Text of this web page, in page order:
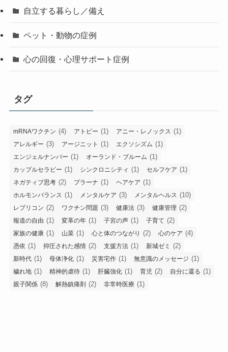
自立する暮らし／備え
ペット・動物の症例
心の回復・心理サポート症例
タグ
mRNAワクチン (4) アトピー (1) アニー・レノックス (1)
アレルギー (3) アージニット (1) エクソシズム (1)
エンジェルナンバー (1) オーランド・ブルーム (1)
カップルセラピー (1) シンクロニシティ (1) セルフケア (1)
ネガティブ思考 (2) プラーナ (1) ヘアケア (1)
ホルモンバランス (1) メンタルケア (3) メンタルヘルス (10)
レプリコン (2) ワクチン問題 (3) 健康法 (3) 健康管理 (2)
報道の自由 (1) 変革の年 (1) 子宮の声 (1) 子育て (2)
家族の健康 (1) 山菜 (1) 心と体のつながり (2) 心のケア (4)
憑依 (1) 抑圧された感情 (2) 支援方法 (1) 新城ゼミ (2)
新時代 (1) 母体浄化 (1) 災害宅作 (1) 無意識のメッセージ (1)
穢れ地 (1) 精神的虐待 (1) 肝臓強化 (1) 育児 (2) 自分に還る (1)
親子関係 (8) 解熱鎮痛剤 (2) 非常時医療 (1)